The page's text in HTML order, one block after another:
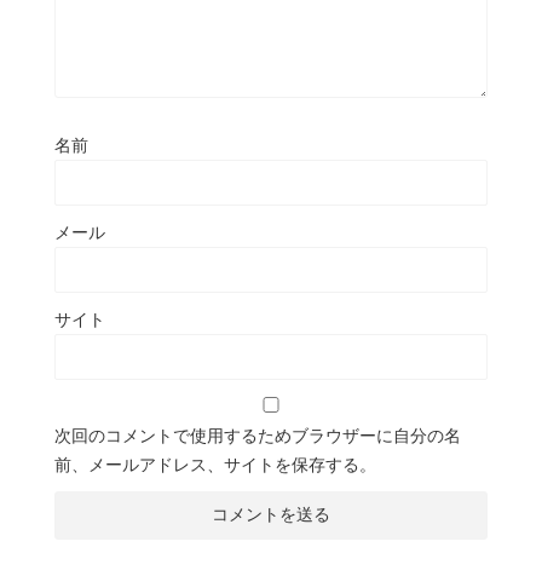
名前
メール
サイト
次回のコメントで使用するためブラウザーに自分の名
前、メールアドレス、サイトを保存する。